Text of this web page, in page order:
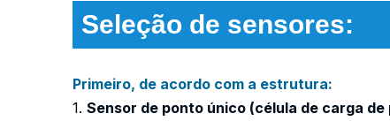
Seleção de sensores:
Primeiro, de acordo com a estrutura:
1. Sensor de ponto único (célula de carga de